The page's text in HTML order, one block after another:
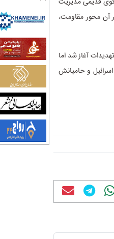
آن محور مقاومت،
آغاز شد اما
و حامیانش